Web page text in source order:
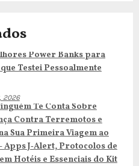
Power Banks para
Testei Pessoalmente
2026
Te Conta Sobre
Contra Terremotos e
Sua Primeira Viagem ao
Apps J‑Alert, Protocolos de
Hotéis e Essenciais do Kit